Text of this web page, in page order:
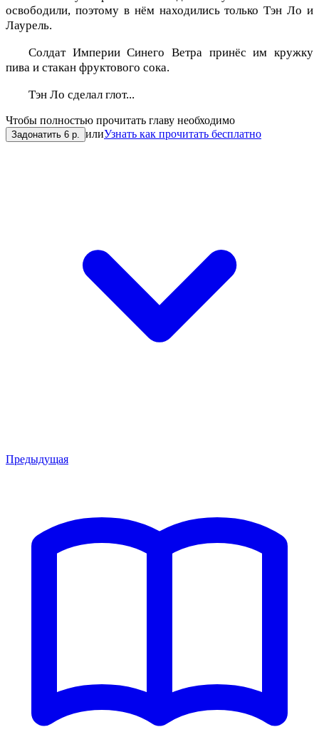
освободили, поэтому в нём находились только Тэн Ло и
Лаурель.
Солдат Империи Синего Ветра принёс им кружку
пива и стакан фруктового сока.
Тэн Ло сделал глот...
Чтобы полностью прочитать главу необходимо
Задонатить 6 р. илиУзнать как прочитать бесплатно
Предыдущая